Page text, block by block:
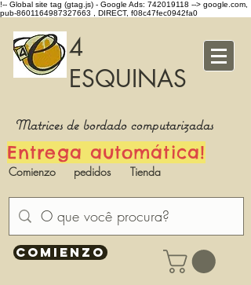
!-- Global site tag (gtag.js) - Google Ads: 742019118 --> google.com,
pub-8601164987327663 , DIRECT, f08c47fec0942fa0
4
ESQUINAS
Matrices de bordado computarizadas
Entrega automática!
Comienzo pedidos Tienda
COMIENZO